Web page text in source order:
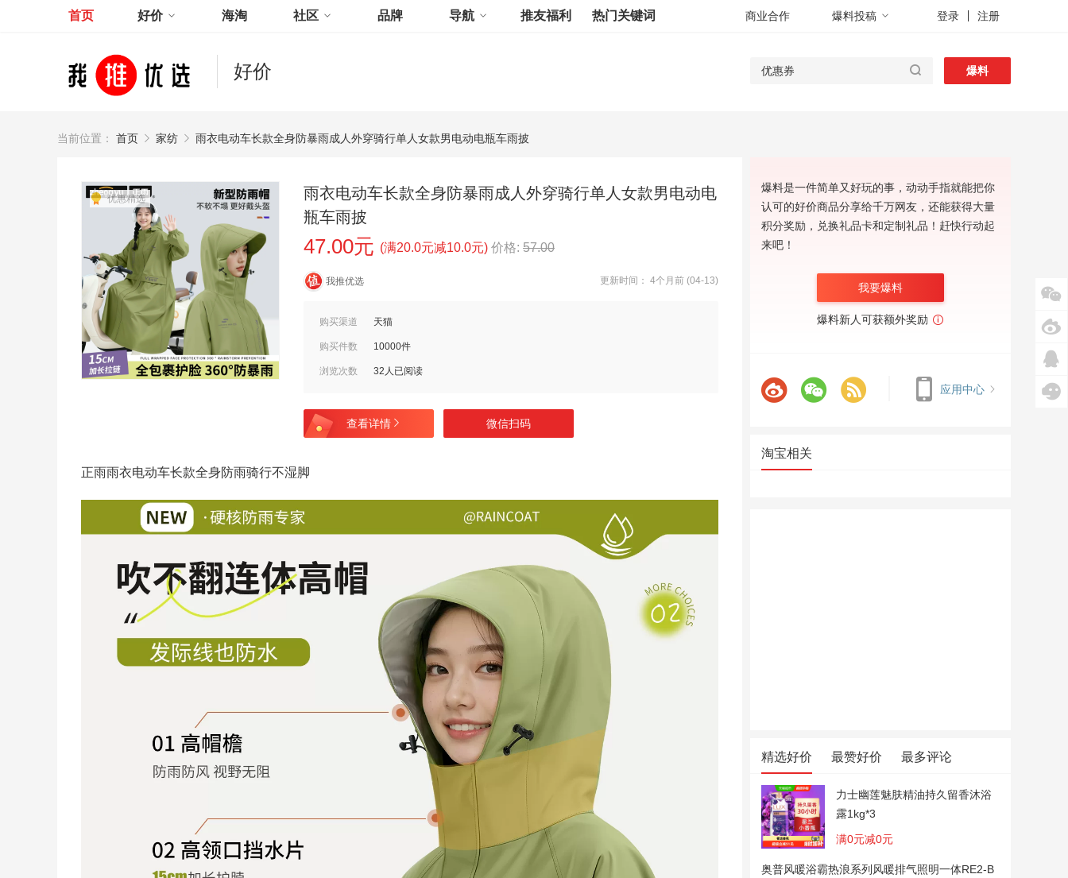
首页 好价 海淘 社区 品牌 导航 推友福利 热门关键词 商业合作 爆料投稿 登录 注册
好价 爆料
当前位置： 首页 家纺 雨衣电动车长款全身防暴雨成人外穿骑行单人女款男电动电瓶车雨披
优惠精选
雨衣电动车长款全身防暴雨成人外穿骑行单人女款男电动电
瓶车雨披
47.00元 (满20.0元减10.0元) 价格: 57.00
我推优选 更新时间： 4个月前 (04-13)
购买渠道 天猫
购买件数 10000件
浏览次数 32人已阅读
查看详情 微信扫码
正雨雨衣电动车长款全身防雨骑行不湿脚
爆料是一件简单又好玩的事，动动手指就能把你
认可的好价商品分享给千万网友，还能获得大量
积分奖励，兑换礼品卡和定制礼品！赶快行动起
来吧！
我要爆料
爆料新人可获额外奖励
应用中心
淘宝相关
精选好价 最赞好价 最多评论
力士幽莲魅肤精油持久留香沐浴
露1kg*3
满0元减0元
奥普风暖浴霸热浪系列风暖排气照明一体RE2-B